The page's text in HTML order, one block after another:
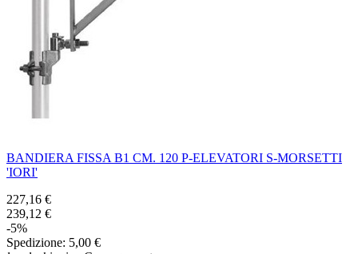
BANDIERA FISSA B1 CM. 120 P-ELEVATORI S-MORSETTI
'IORI'
227,16 €
239,12 €
-5%
Spedizione: 5,00 €